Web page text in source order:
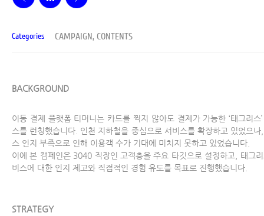
Categories CAMPAIGN, CONTENTS
BACKGROUND
이동 결제 플랫폼 티머니는 카드를 찍지 않아도 결제가 가능한 ‘태그리스
스를 런칭했습니다. 인천 지하철을 중심으로 서비스를 확장하고 있었으나
스 인지 부족으로 인해 이용객 수가 기대에 미치지 못하고 있었습니다.
이에 본 캠페인은 3040 직장인 고객층을 주요 타깃으로 설정하고, 태그
비스에 대한 인지 제고와 직접적인 경험 유도를 목표로 진행했습니다.
STRATEGY